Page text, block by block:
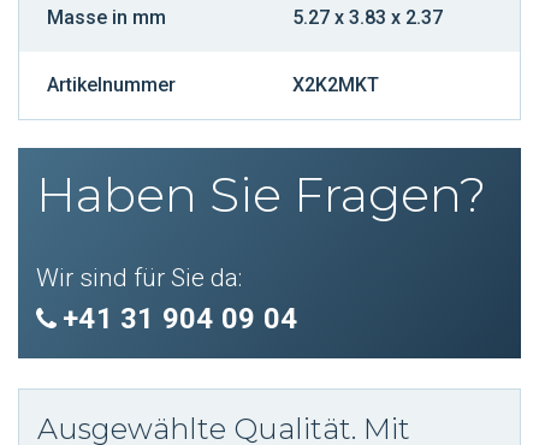
Masse in mm 5.27 x 3.83 x 2.37
Artikelnummer X2K2MKT
Haben Sie Fragen?
Wir sind für Sie da:
+41 31 904 09 04
Ausgewählte Qualität. Mit